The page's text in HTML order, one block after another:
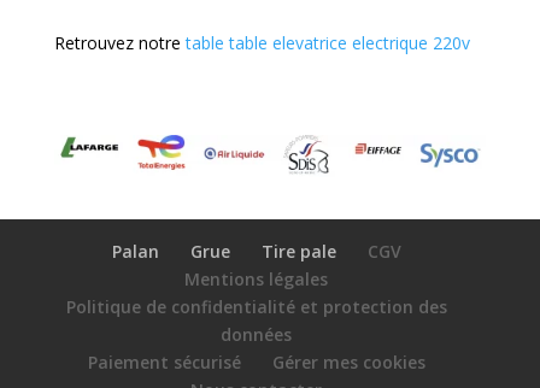
Retrouvez notretable table elevatrice electrique 220v
Palan Grue Tire pale
CGV
Mentions légales
Politique de confidentialité et protection des
données
Paiement sécurisé
Gérer mes cookies